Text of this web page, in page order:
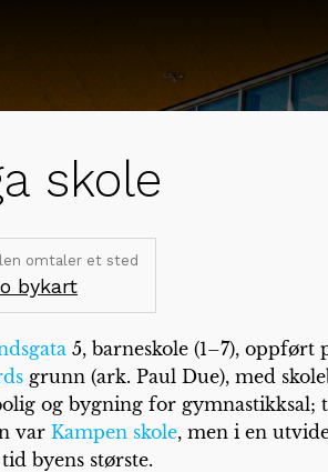
skole
omtaler et sted
bykart
5, barneskole (1–7), oppført
grunn (ark. Paul Due), med
og bygning for gymnastikksal;
var Kampen skole, men i en
byens største.